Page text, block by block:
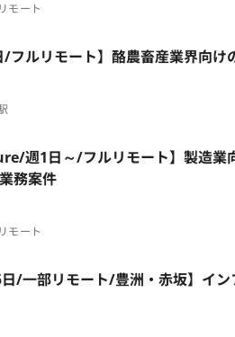
モート
フルリモート】酪農畜産業界向け
週1日～/フルリモート】製造
務案件
モート
日/一部リモート/豊洲・赤坂】イ